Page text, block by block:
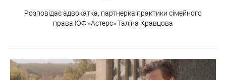
Розповідає адвокатка, партнерка практики сімейного
права ЮФ «Астерс» Таліна Кравцова